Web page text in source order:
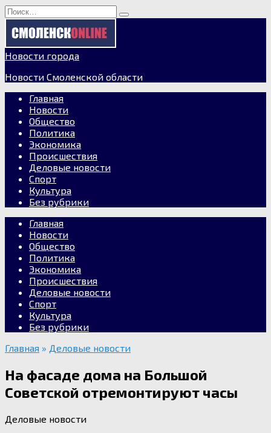
Перейти
к
содержанию
Search
for:
Новости города
Новости Смоленской области
Главная
Новости
Общество
Политика
Экономика
Происшествия
Деловые новости
Спорт
Культура
Без рубрики
Главная
Новости
Общество
Политика
Экономика
Происшествия
Деловые новости
Спорт
Культура
Без рубрики
Главная » Деловые новости
На фасаде дома на Большой
Советской отремонтируют часы
Деловые новости